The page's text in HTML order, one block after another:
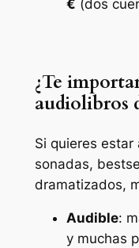
€ (dos
¿Te
audiolibros
Si quieres
sonadas,
dramatizados,
Audible:
y muchas